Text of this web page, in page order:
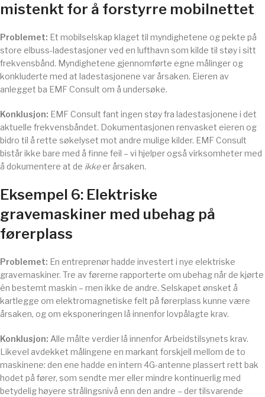
mistenkt for å forstyrre mobilnettet
Problemet: Et mobilselskap klaget til myndighetene og pekte på
store elbuss-ladestasjoner ved en lufthavn som kilde til støy i sitt
frekvensbånd. Myndighetene gjennomførte egne målinger og
konkluderte med at ladestasjonene var årsaken. Eieren av
anlegget ba EMF Consult om å undersøke.
Konklusjon: EMF Consult fant ingen støy fra ladestasjonene i det
aktuelle frekvensbåndet. Dokumentasjonen renvasket eieren og
bidro til å rette søkelyset mot andre mulige kilder. EMF Consult
bistår ikke bare med å finne feil – vi hjelper også virksomheter med
å dokumentere at de ikkeer årsaken.
Eksempel 6: Elektriske
gravemaskiner med ubehag på
førerplass
Problemet: En entreprenør hadde investert i nye elektriske
gravemaskiner. Tre av førerne rapporterte om ubehag når de kjørte
én bestemt maskin – men ikke de andre. Selskapet ønsket å
kartlegge om elektromagnetiske felt på førerplass kunne være
årsaken, og om eksponeringen lå innenfor lovpålagte krav.
Konklusjon: Alle målte verdier lå innenfor Arbeidstilsynets krav.
Likevel avdekket målingene en markant forskjell mellom de to
maskinene: den ene hadde en intern 4G-antenne plassert rett bak
hodet på fører, som sendte mer eller mindre kontinuerlig med
betydelig høyere strålingsnivå enn den andre – der tilsvarende